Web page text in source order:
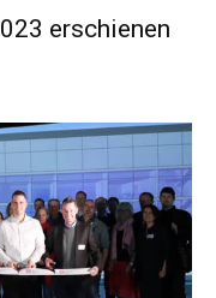
erschienen